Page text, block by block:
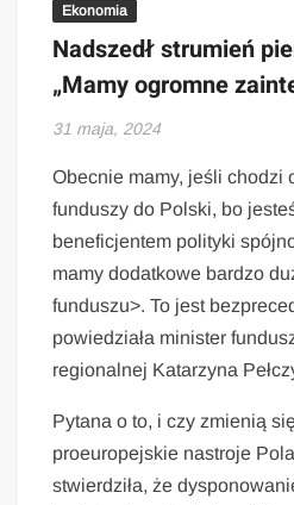
Ekonomia
Nadszedł strumień
„Mamy ogromne
31 maja, 2024
Obecnie mamy, jeśli chodzi
funduszy do Polski, bo
beneficjentem polityki
mamy dodatkowe bardzo
funduszu>. To jest
powiedziała minister
regionalnej Katarzyna
Pytana o to, i czy zmienią
proeuropejskie nastroje
stwierdziła, że